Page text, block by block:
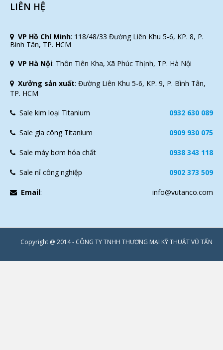
LIÊN HỆ
VP Hồ Chí Minh: 118/48/33 Đường Liên Khu 5-6, KP. 8, P.
Bình Tân, TP. HCM
VP Hà Nội: Thôn Tiên Kha, Xã Phúc Thịnh, TP. Hà Nội
Xưởng sản xuất: Đường Liên Khu 5-6, KP. 9, P. Bình Tân,
TP. HCM
Sale kim loại Titanium 0932 630 089
Sale gia công Titanium 0909 930 075
Sale máy bơm hóa chất 0938 343 118
Sale nỉ công nghiệp 0902 373 509
Email: info@vutanco.com
Copyright @ 2014 - CÔNG TY TNHH THƯƠNG MẠI KỸ THUẬT VŨ TẤN